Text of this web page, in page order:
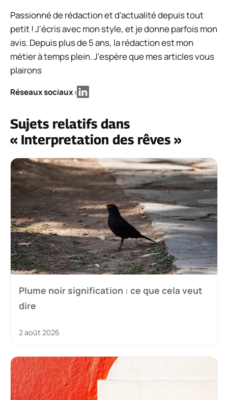
Passionné de rédaction et d'actualité depuis tout
petit ! J'écris avec mon style, et je donne parfois mon
avis. Depuis plus de 5 ans, la rédaction est mon
métier à temps plein. J'espère que mes articles vous
plairons
Réseaux sociaux :
Sujets relatifs dans
« Interpretation des rêves »
Plume noir signification : ce que cela veut
dire
2 août 2026